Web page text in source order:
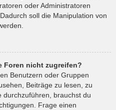
oder Administratoren
soll die Manipulation von
Foren nicht zugreifen?
Benutzern oder Gruppen
Beiträge zu lesen, zu
durchzuführen, brauchst du
Frage einen